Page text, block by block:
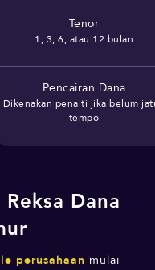
Tenor
1, 3, 6, atau 12 bulan
Pencairan Dana
Dikenakan penalti jika belum
tempo
Dana
perusahaan mulai